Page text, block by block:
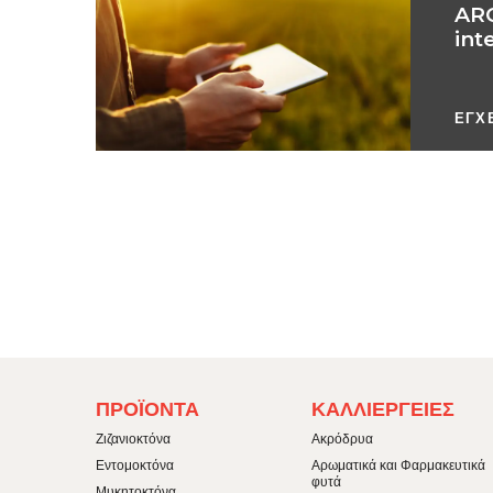
FOOTER
MENU
ΠΡΟΪΌΝΤΑ
Ζιζανιοκτόνα
Εντομοκτόνα
FOOTER
MENU
ΚΑΛΛΙΈΡΓΕΙΕΣ
Ακρόδρυα
Αρωματικά και Φαρμακευτικά
φυτά